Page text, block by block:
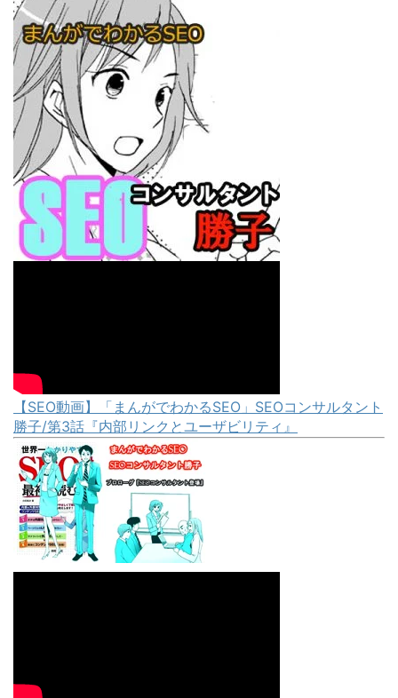
【SEO動画】「まんがでわかるSEO」SEOコンサルタント
勝子/第3話『内部リンクとユーザビリティ』